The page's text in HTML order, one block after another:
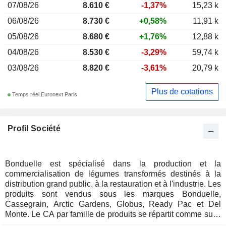
Profil Société
Bonduelle est spécialisé dans la production et la
commercialisation de légumes transformés destinés à la
distribution grand public, à la restauration et à l'industrie. Les
produits sont vendus sous les marques Bonduelle,
Cassegrain, Arctic Gardens, Globus, Ready Pac et Del
Monte. Le CA par famille de produits se répartit comme suit :
07/08/26 8.610 € -1,37%
15,23 k
06/08/26
8.730 € +0,58%
11,91 k
05/08/26
8.680 € +1,76%
12,88 k
04/08/26
8.530 € -3,29%
59,74 k
03/08/26
8.820 € -3,61% 20,79 k
Temps réel Euronext Paris Plus de cotations